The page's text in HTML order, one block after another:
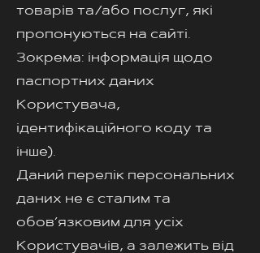
товарів та/або послуг, які
пропонуються на сайті.
Зокрема: інформація щодо
паспортних даних
Користувача,
ідентифікаційного коду та
інше).
Даний перелік персональних
даних не є сталим та
обов’язковим для усіх
Користувачів, а залежить від